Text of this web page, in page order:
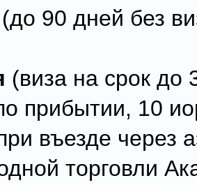
(до 90 дней без
(виза на срок до
прибытии, 10
въезде через
торговли